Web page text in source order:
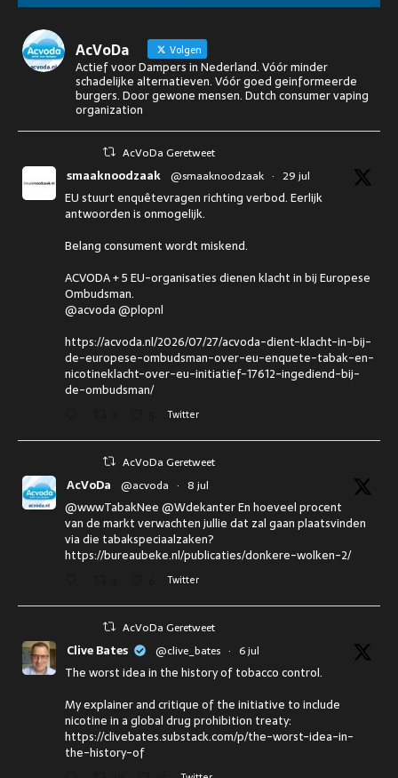
AcVoDa Volgen
Actief voor Dampers in Nederland. Vóór minder
schadelijke alternatieven. Vóór goed geinformeerde
burgers. Door gewone mensen. Dutch consumer vaping
organization
AcVoDa Geretweet
smaaknoodzaak @smaaknoodzaak · 29 jul
EU stuurt enquêtevragen richting verbod. Eerlijk
antwoorden is onmogelijk.
Belang consument wordt miskend.
ACVODA + 5 EU-organisaties dienen klacht in bij Europese
Ombudsman.
@acvoda @plopnl
https://acvoda.nl/2026/07/27/acvoda-dient-klacht-in-bij-
de-europese-ombudsman-over-eu-enquete-tabak-en-
nicotineklacht-over-eu-initiatief-17612-ingediend-bij-
de-ombudsman/
Twitter
AcVoDa Geretweet
AcVoDa @acvoda · 8 jul
@wwwTabakNee @Wdekanter En hoeveel procent
van de markt verwachten jullie dat zal gaan plaatsvinden
via die tabakspeciaalzaken?
https://bureaubeke.nl/publicaties/donkere-wolken-2/
Twitter
AcVoDa Geretweet
Clive Bates @clive_bates · 6 jul
The worst idea in the history of tobacco control.
My explainer and critique of the initiative to include
nicotine in a global drug prohibition treaty:
https://clivebates.substack.com/p/the-worst-idea-in-
the-history-of